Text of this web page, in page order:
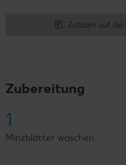
Zutaten auf die
Zubereitung
1
Minzblätter waschen.